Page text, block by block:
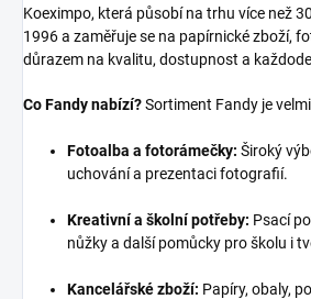
Koeximpo, která působí na trhu více než
1996 a zaměřuje se na papírnické zboží,
důrazem na kvalitu, dostupnost a
Co Fandy nabízí?Sortiment Fandy je
Fotoalba a fotorámečky: Široký
uchování a prezentaci fotografií.
Kreativní a školní potřeby: Psací
nůžky a další pomůcky pro školu i
Kancelářské zboží: Papíry, obaly,